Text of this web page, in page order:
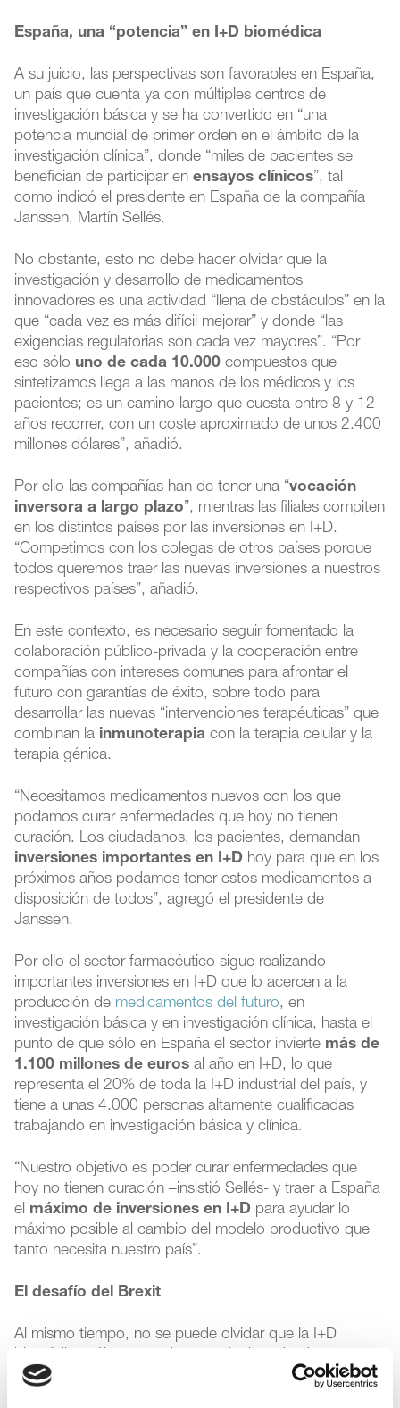
España, una “potencia” en I+D biomédica
A su juicio, las perspectivas son favorables en España,
un país que cuenta ya con múltiples centros de
investigación básica y se ha convertido en “una
potencia mundial de primer orden en el ámbito de la
investigación clínica”, donde “miles de pacientes se
benefician de participar enensayos clínicos”, tal
como indicó el presidente en España de la compañía
Janssen, Martín Sellés.
No obstante, esto no debe hacer olvidar que la
investigación y desarrollo de medicamentos
innovadores es una actividad “llena de obstáculos” en la
que “cada vez es más difícil mejorar” y donde “las
exigencias regulatorias son cada vez mayores”. “Por
eso sólo uno de cada 10.000 compuestos que
sintetizamos llega a las manos de los médicos y los
pacientes; es un camino largo que cuesta entre 8 y 12
años recorrer, con un coste aproximado de unos 2.400
millones dólares”, añadió.
Por ello las compañías han de tener una “vocación
inversora a largo plazo”, mientras las filiales compiten
en los distintos países por las inversiones en I+D.
“Competimos con los colegas de otros países porque
todos queremos traer las nuevas inversiones a nuestros
respectivos países”, añadió.
En este contexto, es necesario seguir fomentado la
colaboración público-privada y la cooperación entre
compañías con intereses comunes para afrontar el
futuro con garantías de éxito, sobre todo para
desarrollar las nuevas “intervenciones terapéuticas” que
combinan la inmunoterapia con la terapia celular y la
terapia génica.
“Necesitamos medicamentos nuevos con los que
podamos curar enfermedades que hoy no tienen
curación. Los ciudadanos, los pacientes, demandan
inversiones importantes en I+D hoy para que en los
próximos años podamos tener estos medicamentos a
disposición de todos”, agregó el presidente de
Janssen.
Por ello el sector farmacéutico sigue realizando
importantes inversiones en I+D que lo acercen a la
producción de medicamentos del futuro, en
investigación básica y en investigación clínica, hasta el
punto de que sólo en España el sector invierte más de
1.100 millones de euros al año en I+D, lo que
representa el 20% de toda la I+D industrial del país, y
tiene a unas 4.000 personas altamente cualificadas
trabajando en investigación básica y clínica.
“Nuestro objetivo es poder curar enfermedades que
hoy no tienen curación –insistió Sellés- y traer a España
el máximo de inversiones en I+D para ayudar lo
máximo posible al cambio del modelo productivo que
tanto necesita nuestro país”.
El desafío del Brexit
Al mismo tiempo, no se puede olvidar que la I+D
perspectiva internacional y bajo un modelo de